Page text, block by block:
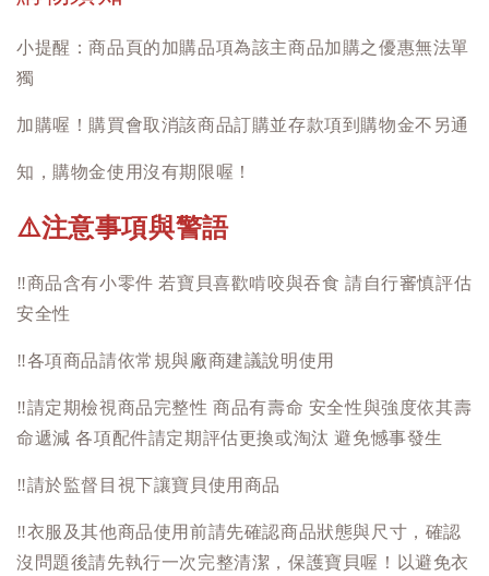
小提醒：商品頁的加購品項為該主商品加購之優惠無法單
獨
加購喔！購買會取消該商品訂購並存款項到購物金不另通
知，購物金使用沒有期限喔！
⚠️注意事項與警語
‼️商品含有小零件 若寶貝喜歡啃咬與吞食 請自行審慎評估
安全性
‼️各項商品請依常規與廠商建議說明使用
‼️請定期檢視商品完整性 商品有壽命 安全性與強度依其壽
命遞減 各項配件請定期評估更換或淘汰 避免憾事發生
‼️請於監督目視下讓寶貝使用商品
‼️衣服及其他商品使用前請先確認商品狀態與尺寸，確認
沒問題後請先執行一次完整清潔，保護寶貝喔！以避免衣